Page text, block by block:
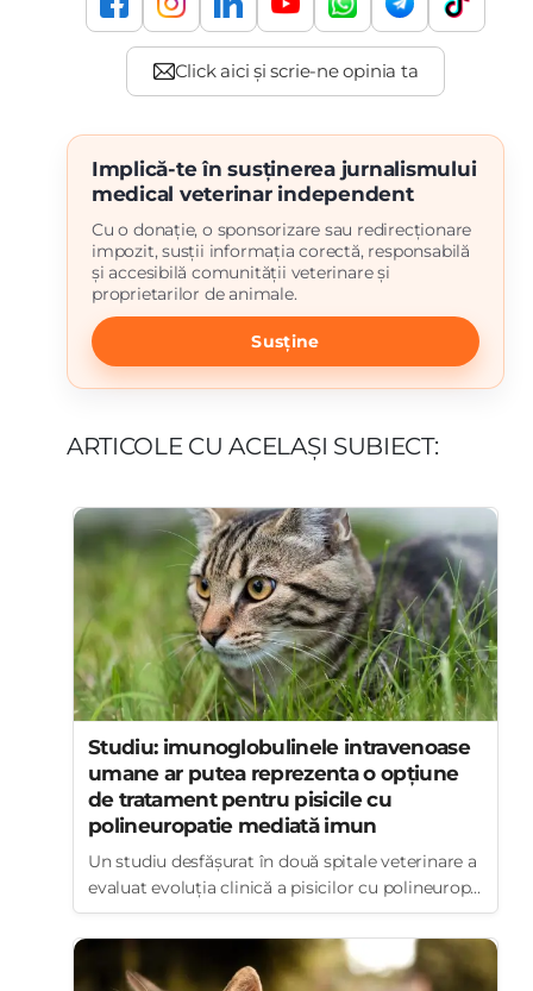
Implică-te în susținerea jurnalismului
medical veterinar independent
Cu o donație, o sponsorizare sau redirecționare
impozit, susții informația corectă, responsabilă
și accesibilă comunității veterinare și
proprietarilor de animale.
Susține
ARTICOLE CU ACELAȘI SUBIECT:
Studiu: imunoglobulinele intravenoase
umane ar putea reprezenta o opțiune
de tratament pentru pisicile cu
polineuropatie mediată imun
Un studiu desfășurat în două spitale veterinare a
evaluat evoluția clinică a pisicilor cu polineurop...